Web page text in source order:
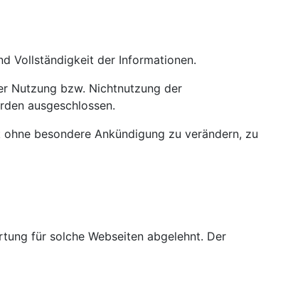
Vollständigkeit der Informationen.
Nutzung bzw. Nichtnutzung der
ausgeschlossen.
besondere Ankündigung zu verändern, zu
für solche Webseiten abgelehnt. Der